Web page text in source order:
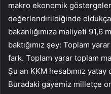
makro ekonomik
değerlendirildiğinde oldukça
bakanlığımıza maliyeti 91,6
baktığımız şey: Toplam
fark. Toplam yarar toplam
Şu an KKM hesabımız
Buradaki gayemiz milletçe